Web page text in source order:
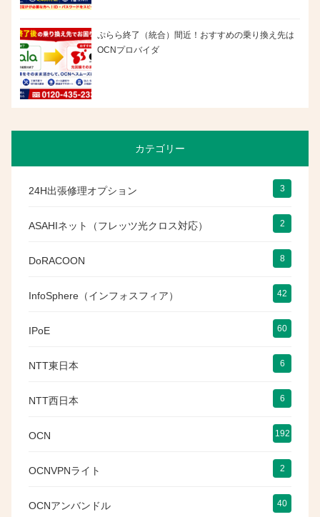
ぷらら終了（統合）間近！おすすめの乗り換え先は
OCNプロバイダ
カテゴリー
24H出張修理オプション 3
ASAHIネット（フレッツ光クロス対応） 2
DoRACOON 8
InfoSphere（インフォスフィア） 42
IPoE 60
NTT東日本 6
NTT西日本 6
OCN 192
OCNVPNライト 2
OCNアンバンドル 40